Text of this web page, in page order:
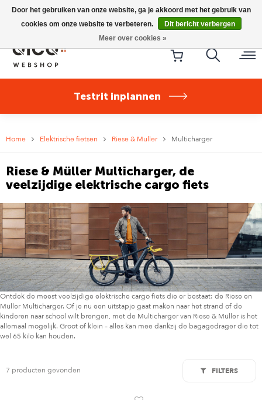
Riese & Müller Nevo5 Silent Core nu direct uit voorraad
leverbaar!
Testrit inplannen
Home Elektrische fietsen Riese & Muller Multicharger
Riese & Müller Multicharger, de
veelzijdige elektrische cargo fiets
Ontdek de meest veelzijdige elektrische cargo fiets die er bestaat: de Riese en
Müller Multicharger. Of je nu een uitstapje gaat maken naar het strand of de
kinderen naar school wilt brengen, met de Multicharger van Riese & Müller is het
allemaal mogelijk. Groot of klein – alles kan mee dankzij de bagagedrager die tot
wel 65 kilo kan houden.
7 producten gevonden FILTERS
Door het gebruiken van onze website, ga je akkoord met het gebruik van
cookies om onze website te verbeteren.
Dit bericht verbergen
Meer over cookies »